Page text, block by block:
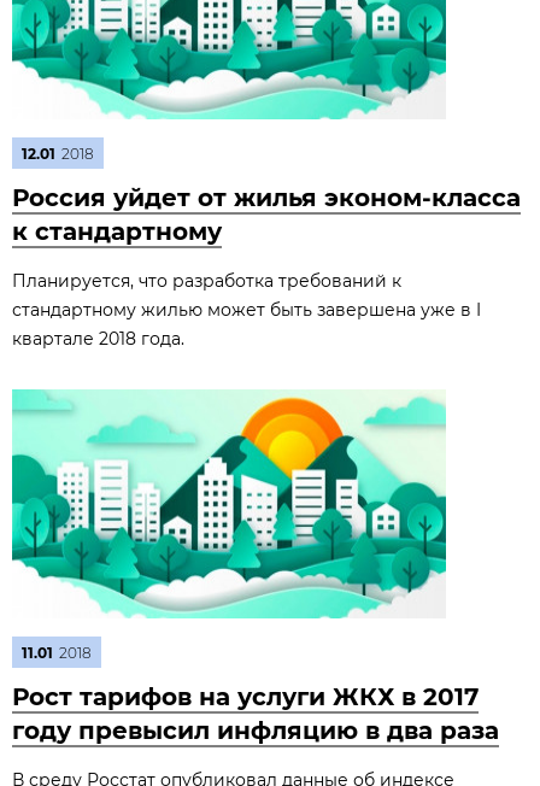
12.01 2018
Россия уйдет от жилья эконом-класса
к стандартному
Планируется, что разработка требований к
стандартному жилью может быть завершена уже в I
квартале 2018 года.
11.01 2018
Рост тарифов на услуги ЖКХ в 2017
году превысил инфляцию в два раза
В среду Росстат опубликовал данные об индексе